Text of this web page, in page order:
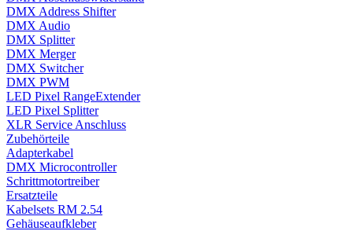
DMX Address Shifter
DMX Audio
DMX Splitter
DMX Merger
DMX Switcher
DMX PWM
LED Pixel RangeExtender
LED Pixel Splitter
XLR Service Anschluss
Zubehörteile
Adapterkabel
DMX Microcontroller
Schrittmotortreiber
Ersatzteile
Kabelsets RM 2.54
Gehäuseaufkleber